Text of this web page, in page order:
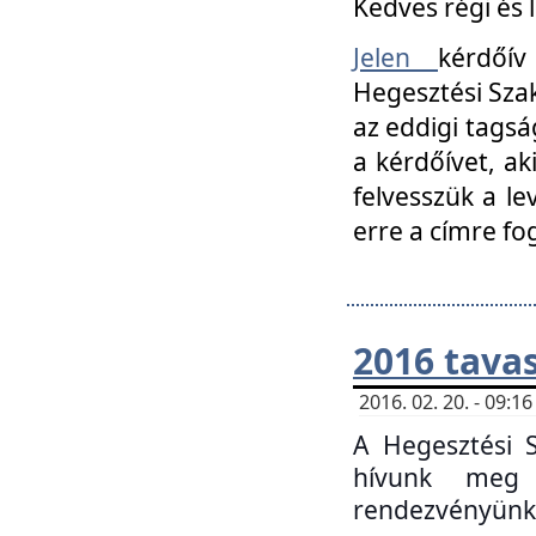
Jelen
Hegesztési
az eddigi
a kérdőívet,
felvesszük a
erre a címre
2016
2016. 02. 20. -
A Hegesztési
hívunk